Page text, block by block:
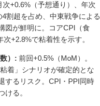
次+0.6%（予想通り）、年次
割超を占め、中東戦争による
図が鮮明に。コアCPI（食
+2.8%で粘着性を示す。
）: 前回+0.5%（MoM）。
着」シナリオが確定的とな
するリスク。CPI・PPI同時
ける。